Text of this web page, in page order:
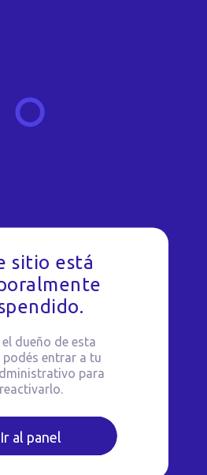
sitio está
el dueño de esta
podés entrar a tu
para
reactivarlo.
Ir al panel